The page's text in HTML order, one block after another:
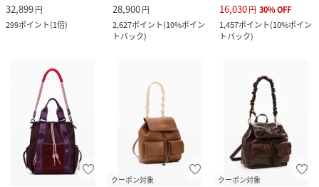
32,899円
299ポイント(1倍)
28,900円
2,627ポイント(10%ポイン
トバック)
16,030円 30%OFF
1,457ポイント(10%ポイン
トバック)
クーポン対象 クーポン対象